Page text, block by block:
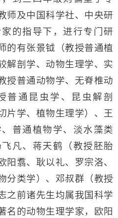
师及中国科学社、中央研
的指导下，进行专门研
的有张景钺（教授普通植
解剖学、动物生理学、实
授普通动物学、无脊椎动
普通昆虫学、昆虫解剖
片学、植物生理学）、王
普通植物学、淡水藻类
凡、蒋天鹤（教授胚胎
阳翥、耿以礼、罗宗洛、
分类学）、邓叔群（教授
之前诸先生均属我国科学
名的动物生理学家，欧阳